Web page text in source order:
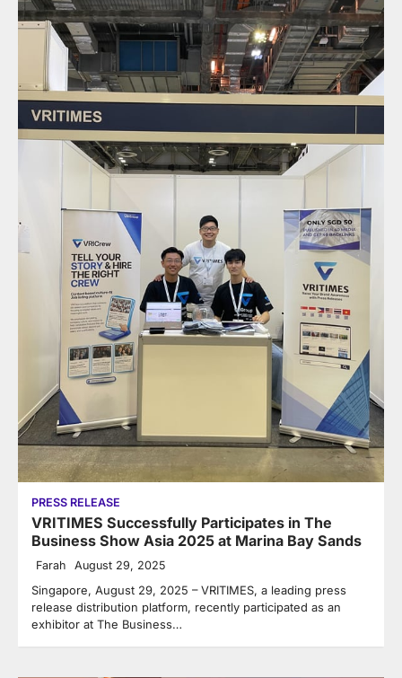
PRESS RELEASE
VRITIMES Successfully Participates in The
Business Show Asia 2025 at Marina Bay Sands
Farah August 29, 2025
Singapore, August 29, 2025 – VRITIMES, a leading press
release distribution platform, recently participated as an
exhibitor at The Business…